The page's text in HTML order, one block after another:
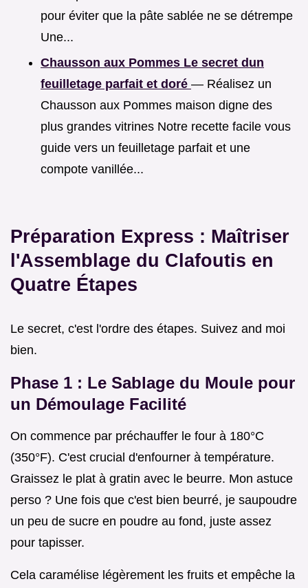
pour éviter que la pâte sablée ne se détrempe
Une...
Chausson aux Pommes Le secret dun
feuilletage parfait et doré — Réalisez un
Chausson aux Pommes maison digne des
plus grandes vitrines Notre recette facile vous
guide vers un feuilletage parfait et une
compote vanillée...
Préparation Express : Maîtriser
l'Assemblage du Clafoutis en
Quatre Étapes
Le secret, c'est l'ordre des étapes. Suivez and moi
bien.
Phase 1 : Le Sablage du Moule pour
un Démoulage Facilité
On commence par préchauffer le four à 180°C
(350°F). C'est crucial d'enfourner à température.
Graissez le plat à gratin avec le beurre. Mon astuce
perso ? Une fois que c'est bien beurré, je saupoudre
un peu de sucre en poudre au fond, juste assez
pour tapisser.
Cela caramélise légèrement les fruits et empêche la